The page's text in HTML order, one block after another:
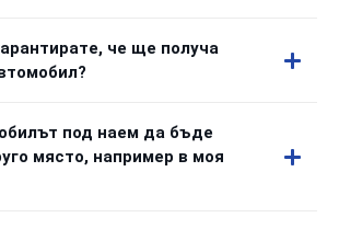
че ще получа
под наем да бъде
място, например в моя